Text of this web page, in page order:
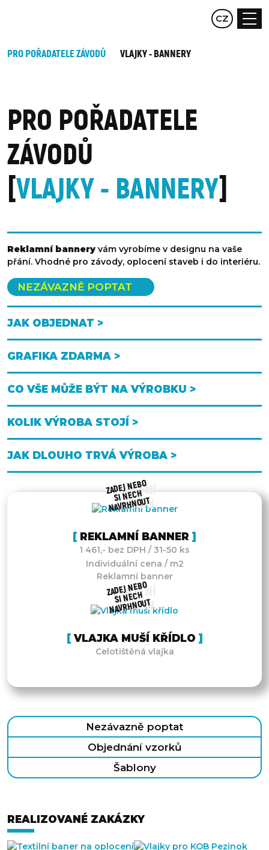
EN DE
CZ
PRO POŘADATELE ZÁVODŮ VLAJKY - BANNERY
PRO POŘADATELE
ZÁVODŮ
VLAJKY - BANNERY
Reklamní bannery vám vyrobíme v designu na vaše
přání. Vhodné pro závody, oplocení staveb i do interiéru.
NEZÁVAZNĚ POPTAT
JAK OBJEDNAT >
GRAFIKA ZDARMA >
CO VŠE MŮŽE BÝT NA VÝROBKU >
KOLIK VÝROBA STOJÍ >
JAK DLOUHO TRVÁ VÝROBA >
VLASTNÍ
DESIGN
ZADEJ NEBO
SI NECH
NAVRHNOUT
REKLAMNÍ BANNER
1 461,- bez DPH / 31-50 ks
Individuální cena / m2
Reklamní banner
VLASTNÍ
DESIGN
ZADEJ NEBO
SI NECH
NAVRHNOUT
VLAJKA MUŠÍ KŘÍDLO
Celotištěná vlajka
Nezávazně poptat
Objednání vzorků
Šablony
REALIZOVANÉ ZAKÁZKY